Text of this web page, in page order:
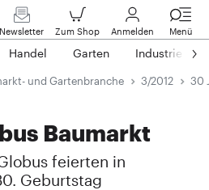
Newsletter Zum Shop Anmelden Menü
Handel Garten Industrie
und Gartenbranche 3/2012 30
Baumarkt
feierten in
Geburtstag